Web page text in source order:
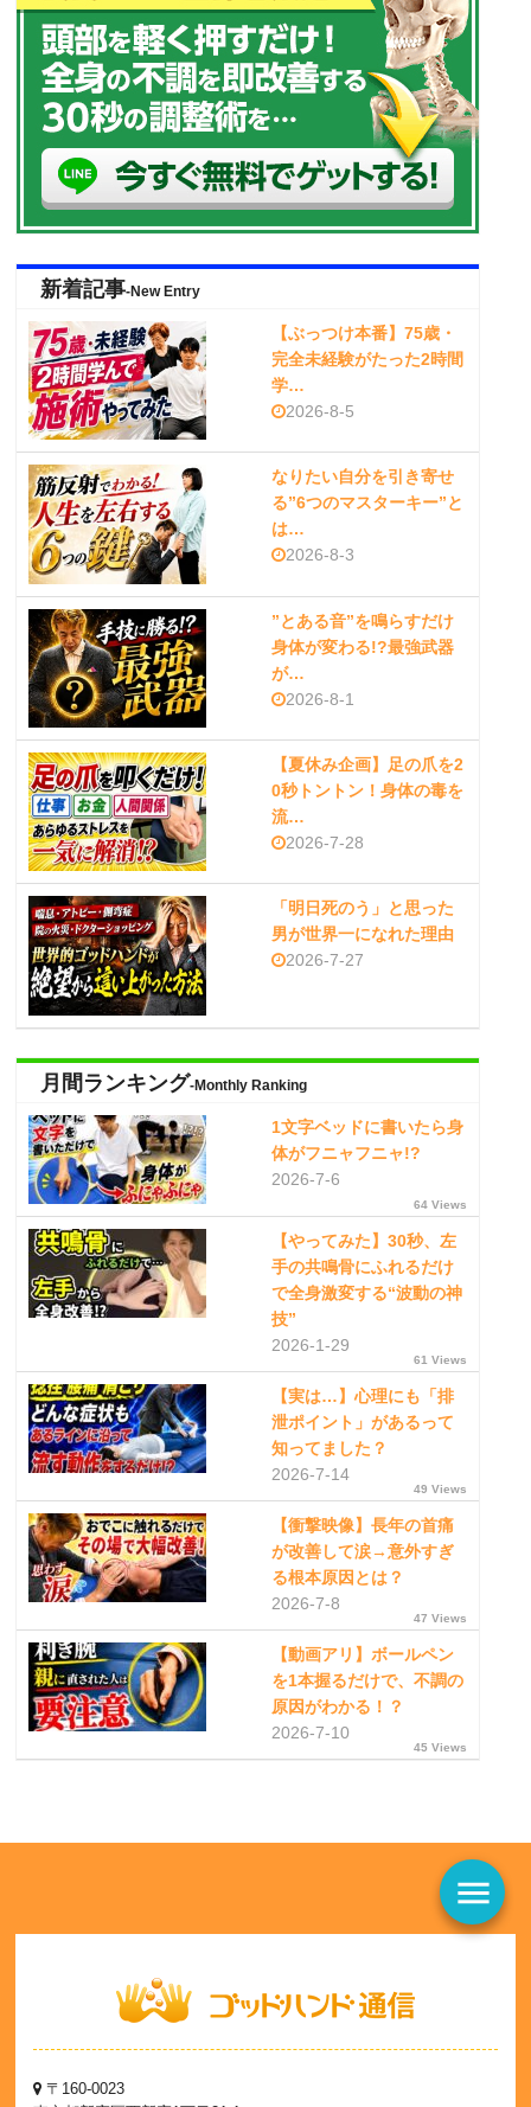
新着記事-New Entry
【ぶっつけ本番】75歳・
完全未経験がたった2時間
学…
2026-8-5
なりたい自分を引き寄せ
る”6つのマスターキー”と
は…
2026-8-3
”とある音”を鳴らすだけ
身体が変わる!?最強武器
が…
2026-8-1
【夏休み企画】足の爪を2
0秒トントン！身体の毒を
流…
2026-7-28
「明日死のう」と思った
男が世界一になれた理由
2026-7-27
月間ランキング-Monthly Ranking
1文字ベッドに書いたら身
体がフニャフニャ!?
2026-7-6
64 Views
【やってみた】30秒、左
手の共鳴骨にふれるだけ
で全身激変する“波動の神
技”
2026-1-29
61 Views
【実は…】心理にも「排
泄ポイント」があるって
知ってました？
2026-7-14
49 Views
【衝撃映像】長年の首痛
が改善して涙→意外すぎ
る根本原因とは？
2026-7-8
47 Views
【動画アリ】ボールペン
を1本握るだけで、不調の
原因がわかる！？
2026-7-10
45 Views
menu
〒160-0023